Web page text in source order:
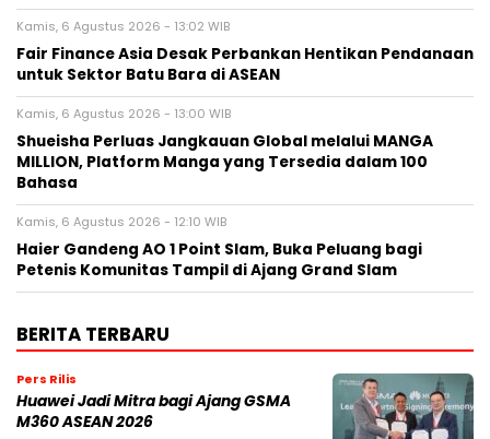
Kamis, 6 Agustus 2026 - 13:02 WIB
Fair Finance Asia Desak Perbankan Hentikan Pendanaan
untuk Sektor Batu Bara di ASEAN
Kamis, 6 Agustus 2026 - 13:00 WIB
Shueisha Perluas Jangkauan Global melalui MANGA
MILLION, Platform Manga yang Tersedia dalam 100
Bahasa
Kamis, 6 Agustus 2026 - 12:10 WIB
Haier Gandeng AO 1 Point Slam, Buka Peluang bagi
Petenis Komunitas Tampil di Ajang Grand Slam
BERITA TERBARU
Pers Rilis
Huawei Jadi Mitra bagi Ajang GSMA
M360 ASEAN 2026